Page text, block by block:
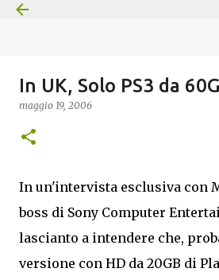
In UK, Solo PS3 da
maggio 19, 2006
In un'intervista esclusiva con
boss di Sony Computer
lascianto a intendere che,
versione con HD da 20GB di